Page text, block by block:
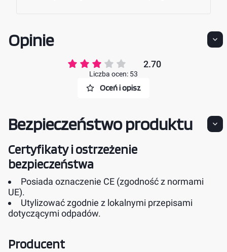
Opinie
2.70
Liczba ocen: 53
Oceń i opisz
Bezpieczeństwo produktu
Certyfikaty i ostrzeżenie
bezpieczeństwa
Posiada oznaczenie CE (zgodność z normami
UE).
Utylizować zgodnie z lokalnymi przepisami
dotyczącymi odpadów.
Producent